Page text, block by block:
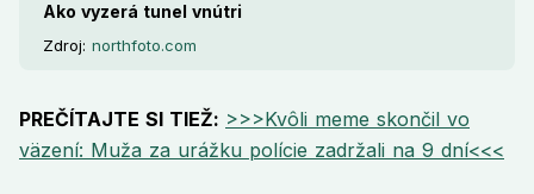
Ako vyzerá tunel vnútri
Zdroj: northfoto.com
PREČÍTAJTE SI TIEŽ: >>>Kvôli meme skončil vo
väzení: Muža za urážku polície zadržali na 9 dní<<<